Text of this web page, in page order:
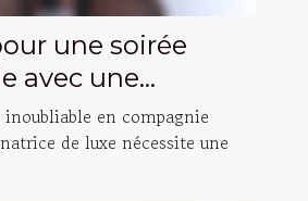
une soirée
avec une
de luxe
en compagnie
de luxe nécessite une